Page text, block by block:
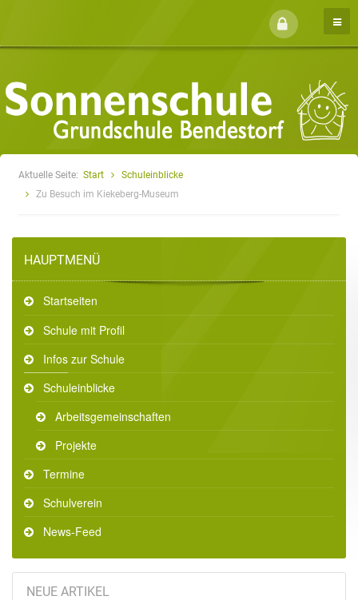
Aktuelle Seite: Start
Schuleinblicke
Zu Besuch im Kiekeberg-Museum
HAUPTMENÜ
Startseiten
Schule mit Profil
Infos zur Schule
Schuleinblicke
Arbeitsgemeinschaften
Projekte
Termine
Schulverein
News-Feed
NEUE ARTIKEL